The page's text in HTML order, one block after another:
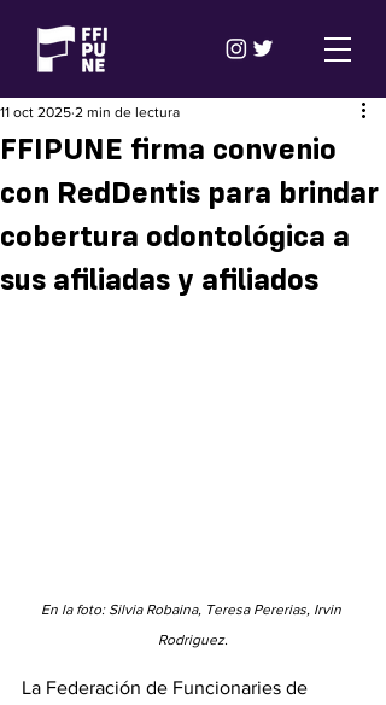
FFIPUNE firma convenio
con RedDentis para brindar
cobertura odontológica a
sus afiliadas y afiliados
11 oct 2025 2 min de lectura
En la foto: Silvia Robaina, Teresa Pererias, Irvin
Rodriguez.
La Federación de Funcionaries de